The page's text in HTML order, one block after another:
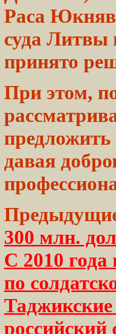
Раса
суда Литвы
принято
При этом,
давая
300 млн.
С 2010 года
по
российский